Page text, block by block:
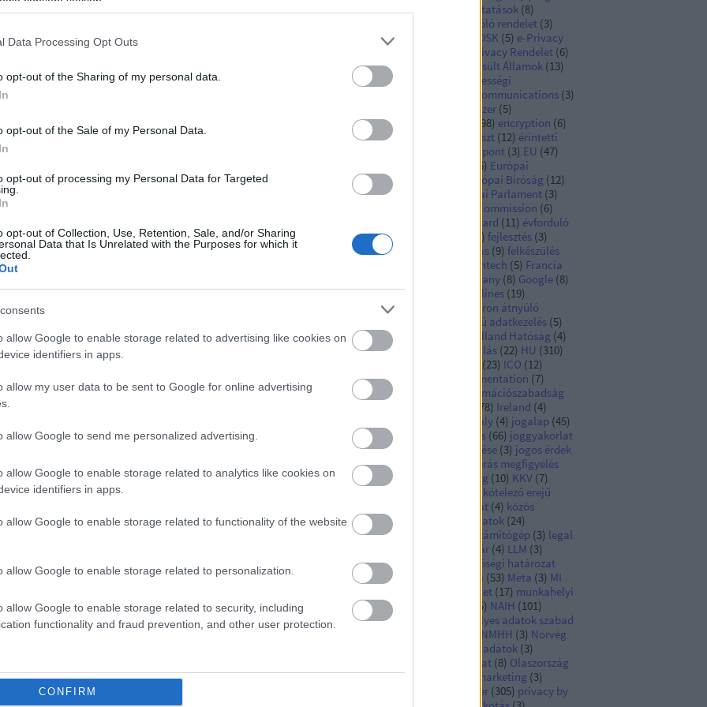
Data Processing Opt Outs
opt-out of the Sharing of my personal data.
opt-out of the Sale of my Personal Data.
opt-out of processing my Personal Data for Targeted
opt-out of Collection, Use, Retention, Sale, and/or Sharing
Data that Is Unrelated with the Purposes for which it
allow Google to enable storage related to advertising like cookies on
identifiers in apps.
allow my user data to be sent to Google for online advertising
allow Google to send me personalized advertising.
allow Google to enable storage related to analytics like cookies on
identifiers in apps.
allow Google to enable storage related to functionality of the website
allow Google to enable storage related to personalization.
allow Google to enable storage related to security, including
functionality and fraud prevention, and other user protection.
CONFIRM
lehetősége,
hiánya,
kívül hagyása (különösen az adattakarékosság elvének
esetekben túl széleskörű biztosítása miatt).
hiányosságokat a vizsgálat:
kötelezettség hiányos teljesítése mellett egyéb
maradéktalanul eleget a társaság (pl. a megőrzési idők
voltak elérhetők),
az adatvédelmi tisztviselő elérhetőségéről, illetve ezeket
pedig adatvédelmi tisztviselő csoportszinten kijelölésre
már bírságot Spanyolországban amiatt, hogy nem
idők kerültek alkalmazásra,
volt megfelelő, mert hiányoztak belőle GDPR szerinti
intézkedések megtételét is előírta a hatóság. Ezek,
az értékelő rendszer nem megfelelő és/vagy
jelentenek,
megtétele (különösen az emberi beavatkozás
döntéshozatal kapcsán),
és relevanciájának az ellenőrzését biztosító
elkészítése, és a különböző dokumentumok közötti
. Az ügy angol nyelvű összefoglalója itt, míg magyar nyelvű
dr. Domokos Mártontól
olvasható. További angol
nem sokkal egy másik ételkiszállítással foglalkozó céget
a futárok tekintetében alkalmazott algoritmussal
A Deliveroo Italy által használt platformot a társaság
gazdaság(7)digitális szolgáltatások (8)
Digitális szolgáltatásokról szóló rendelet (3)
digital economy
DSK (5) e-Privacy
e-Privacy Rendelet (6)
egészségügyi adatok
Egyesült Államok (13)
Egyesült Királyság
egységességi
electronic communications (3)
elektronikus megfigyelőrendszer (5)
elszámoltathatóság
98) encryption (6)
ENISA(3)érdekmérlegelési teszt (12) érintetti
eseménykezelő központ (3) EU (47)
6) Európai
Adatvédelmi Testület
Európai Bíróság (12)
Európai Bizottság
Európai Parlament (3)
European Commission (6)
European Data Protection Board (11) évforduló
Facebook ) fejlesztés (3)
felelősség( felhőszolgáltatás (9) felkészülés
fintech (5) Francia
Germany (8) Google (8)
GPAI(3)GPAI model guidelines (19)
gyermekek(
határon átnyúló
háztartási célú adatkezelés (5)
hírközlés
(6 Holland Hatóság (4)
hozzáférési jog
hozzájárulás (22) HU (310)
(23) ICO (12)
impact assessment
implementation (7)
információbiztonság
információszabadság
78) Ireland (4)
Italy (4) jogalap (45)
jogalkalmazás
jogalkotás (66) joggyakorlat
)jogi kötelezettség teljesítése (3) jogos érdek
)joint controllers
kamerás megfigyelés
16) képmás kiberbiztonság (10) KKV (7)
kötelező erejű
közadat (4) közös
adatkezelés
különleges adatok (24)
kvantumfölény
kvantumszámítógép (3) legal
levéltár (4) LLM (3)
Magyarország
megfelelőségi határozat
12) mesterséges intelligencia (53) Meta (3) MI
MI Rendelet (17) munkahelyi
adatkezelés
5) NAIH (101)
Németország
nem személyes adatok szabad
NMHH (3) Norvég
nyílt hozzáférésű adatok (3)
okiratmásolat (8) Olaszország
(8)Olasz Hatóság online marketing (3)
portfolioblogger (305) privacy by